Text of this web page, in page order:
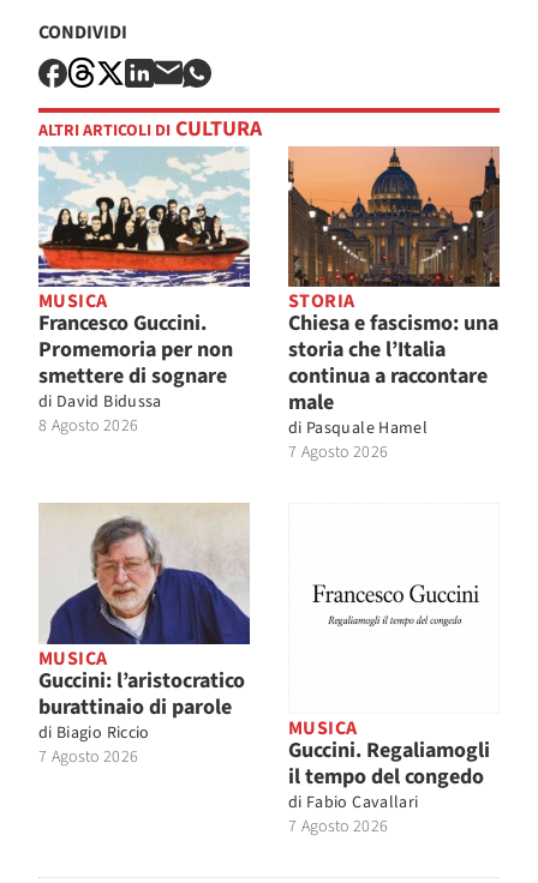
CONDIVIDI
ALTRI ARTICOLI DI CULTURA
MUSICA
Francesco Guccini.
Promemoria per non
smettere di sognare
di David Bidussa
8 Agosto 2026
STORIA
Chiesa e fascismo: una
storia che l’Italia
continua a raccontare
male
di Pasquale Hamel
7 Agosto 2026
MUSICA
Guccini: l’aristocratico
burattinaio di parole
di Biagio Riccio
7 Agosto 2026
MUSICA
Guccini. Regaliamogli
il tempo del congedo
di Fabio Cavallari
7 Agosto 2026